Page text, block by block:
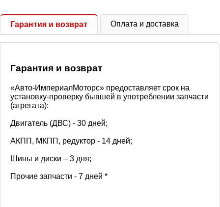
Гарантия и возврат Оплата и доставка
Гарантия и возврат
«Авто-ИмпериалМоторс» предоставляет срок на
установку-проверку бывшей в употреблении запчасти
(агрегата):
Двигатель (ДВС) - 30 дней;
АКПП, МКПП, редуктор - 14 дней;
Шины и диски – 3 дня;
Прочие запчасти - 7 дней *